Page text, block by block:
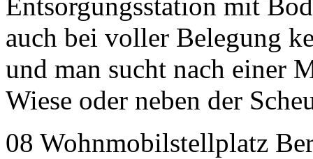
Entsorgungsstation mit
auch bei voller Belegung
und man sucht nach einer
Wiese oder neben der
08 Wohnmobilstellplatz